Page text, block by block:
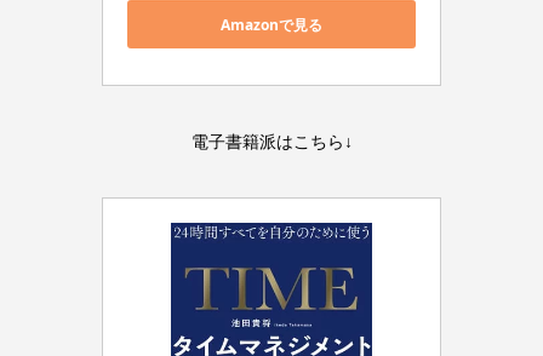
Amazonで見る
電子書籍派はこちら↓